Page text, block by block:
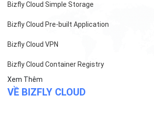
Bizfly Cloud Simple Storage
Bizfly Cloud Pre-built Application
Bizfly Cloud VPN
Bizfly Cloud Container Registry
Xem Thêm
VỀ BIZFLY CLOUD